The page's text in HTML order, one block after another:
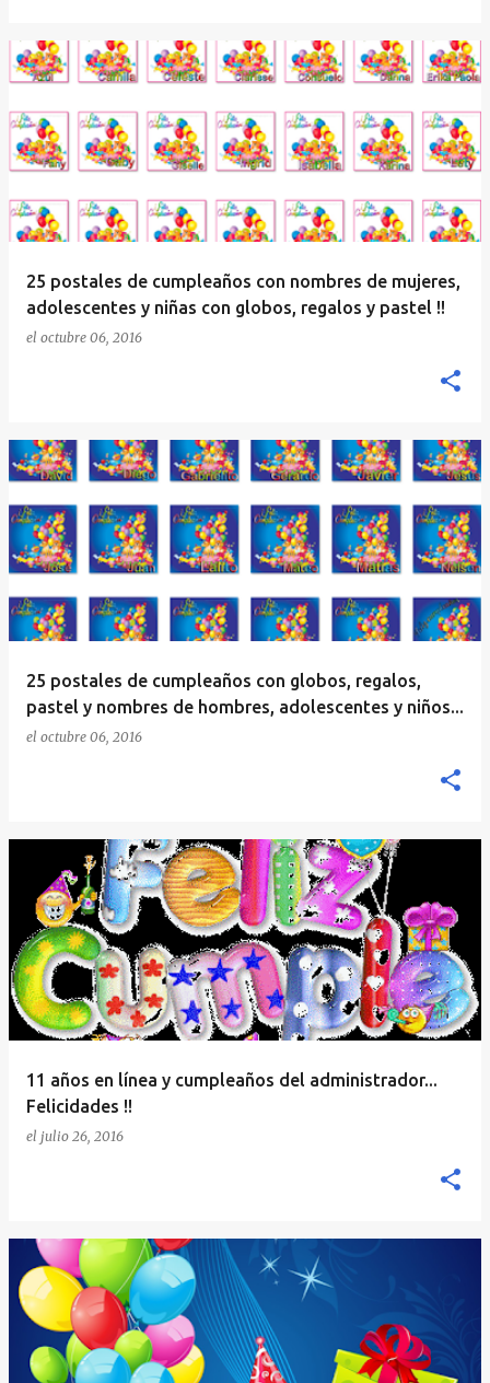
25 postales de cumpleaños con nombres de mujeres,
adolescentes y niñas con globos, regalos y pastel !!
el octubre 06, 2016
25 postales de cumpleaños con globos, regalos,
pastel y nombres de hombres, adolescentes y niños...
el octubre 06, 2016
11 años en línea y cumpleaños del administrador...
Felicidades !!
el julio 26, 2016